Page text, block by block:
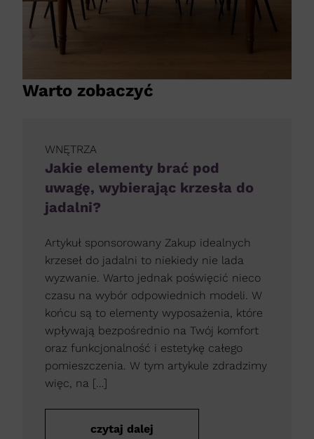
Warto zobaczyć
WNĘTRZA
Jakie elementy brać pod
uwagę, wybierając krzesła do
jadalni?
Artykuł sponsorowany Zakup idealnych
krzeseł do jadalni to niekiedy nie lada
wyzwanie. Warto jednak poświęcić nieco
czasu na wybór odpowiednich modeli. W
końcu są to elementy wyposażenia, które
wpływają bezpośrednio na Twój komfort
oraz funkcjonalność i estetykę całego
pomieszczenia. W tym artykule zdradzimy
więc, na […]
czytaj dalej